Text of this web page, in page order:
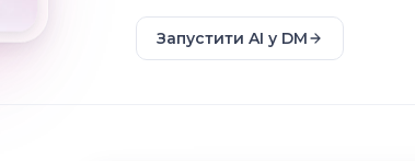
Запустити AI у DM